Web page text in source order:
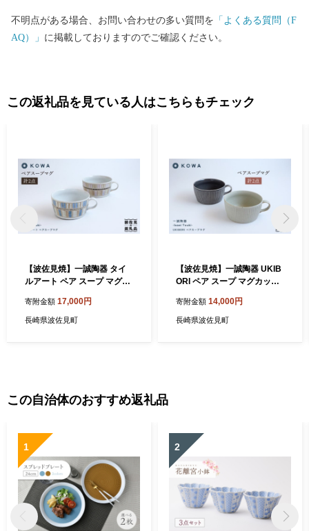
不明点がある場合、お問い合わせの多い質問を 「よくある質問（F
AQ）」 に掲載しておりますのでご確認ください。
この返礼品を見ている人はこちらもチェック
【波佐見焼】一誠陶器 タイ
ルアート ペア スープ マグカ
【光和陶器】 [SC43]
寄附金額 17,000円
長崎県波佐見町
【波佐見焼】一誠陶器 UKIB
ORI ペア スープ マグカップ
陶器】 [SC42]
寄附金額 14,000円
長崎県波佐見町
この自治体のおすすめ返礼品
1 2